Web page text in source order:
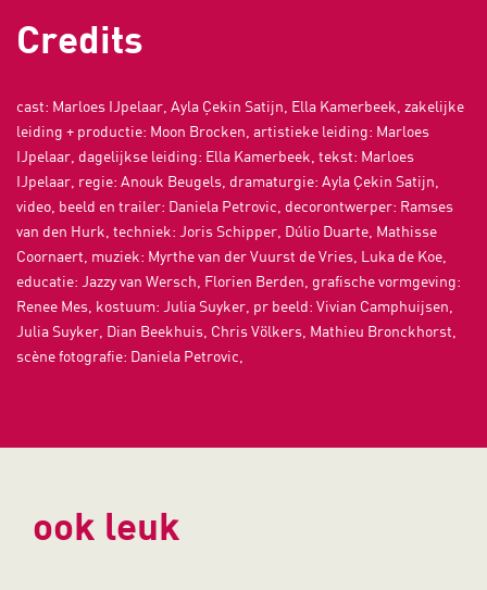
Credits
cast: Marloes IJpelaar, Ayla Çekin Satijn, Ella Kamerbeek, zakelijke
leiding + productie: Moon Brocken, artistieke leiding: Marloes
IJpelaar, dagelijkse leiding: Ella Kamerbeek, tekst: Marloes
IJpelaar, regie: Anouk Beugels, dramaturgie: Ayla Çekin Satijn,
video, beeld en trailer: Daniela Petrovic, decorontwerper: Ramses
van den Hurk, techniek: Joris Schipper, Dúlio Duarte, Mathisse
Coornaert, muziek: Myrthe van der Vuurst de Vries, Luka de Koe,
educatie: Jazzy van Wersch, Florien Berden, grafische vormgeving:
Renee Mes, kostuum: Julia Suyker, pr beeld: Vivian Camphuijsen,
Julia Suyker, Dian Beekhuis, Chris Völkers, Mathieu Bronckhorst,
scène fotografie: Daniela Petrovic,
ook leuk